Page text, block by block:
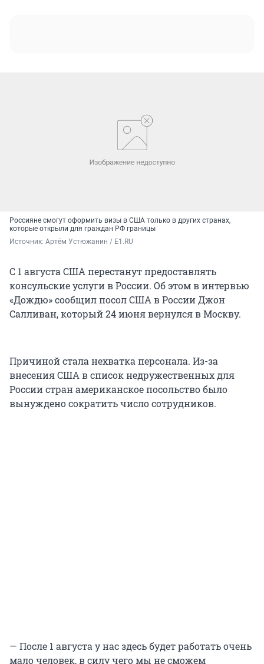
Россияне смогут оформить визы в США только в других странах,
которые открыли для граждан РФ границы
Источник: Артём Устюжанин / Е1.RU
С 1 августа США перестанут предоставлять
консульские услуги в России. Об этом в интервью
«Дождю» сообщил посол США в России Джон
Салливан, который 24 июня вернулся в Москву.
Причиной стала нехватка персонала. Из-за
внесения США в список недружественных для
России стран американское посольство было
вынуждено сократить число сотрудников.
— После 1 августа у нас здесь будет работать очень
мало человек, в силу чего мы не сможем